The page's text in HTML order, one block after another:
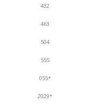
432
463
504
555
055*
2029*